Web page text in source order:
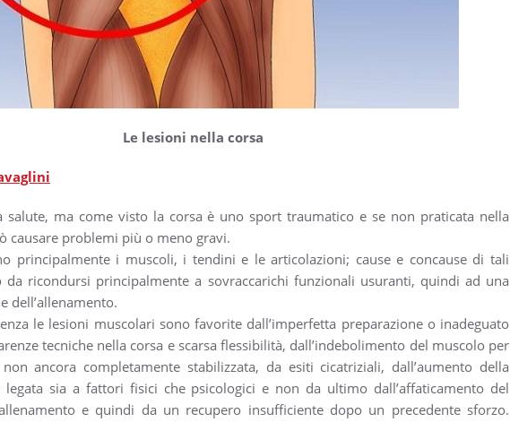
Le lesioni nella corsa
salute, ma come visto la corsa è uno sport traumatico e se non praticata nella
causare problemi più o meno gravi.
principalmente i muscoli, i tendini e le articolazioni; cause e concause di tali
da ricondursi principalmente a sovraccarichi funzionali usuranti, quindi ad una
dell’allenamento.
le lesioni muscolari sono favorite dall’imperfetta preparazione o inadeguato
tecniche nella corsa e scarsa flessibilità, dall’indebolimento del muscolo per
ancora completamente stabilizzata, da esiti cicatriziali, dall’aumento della
legata sia a fattori fisici che psicologici e non da ultimo dall’affaticamento del
e quindi da un recupero insufficiente dopo un precedente sforzo.